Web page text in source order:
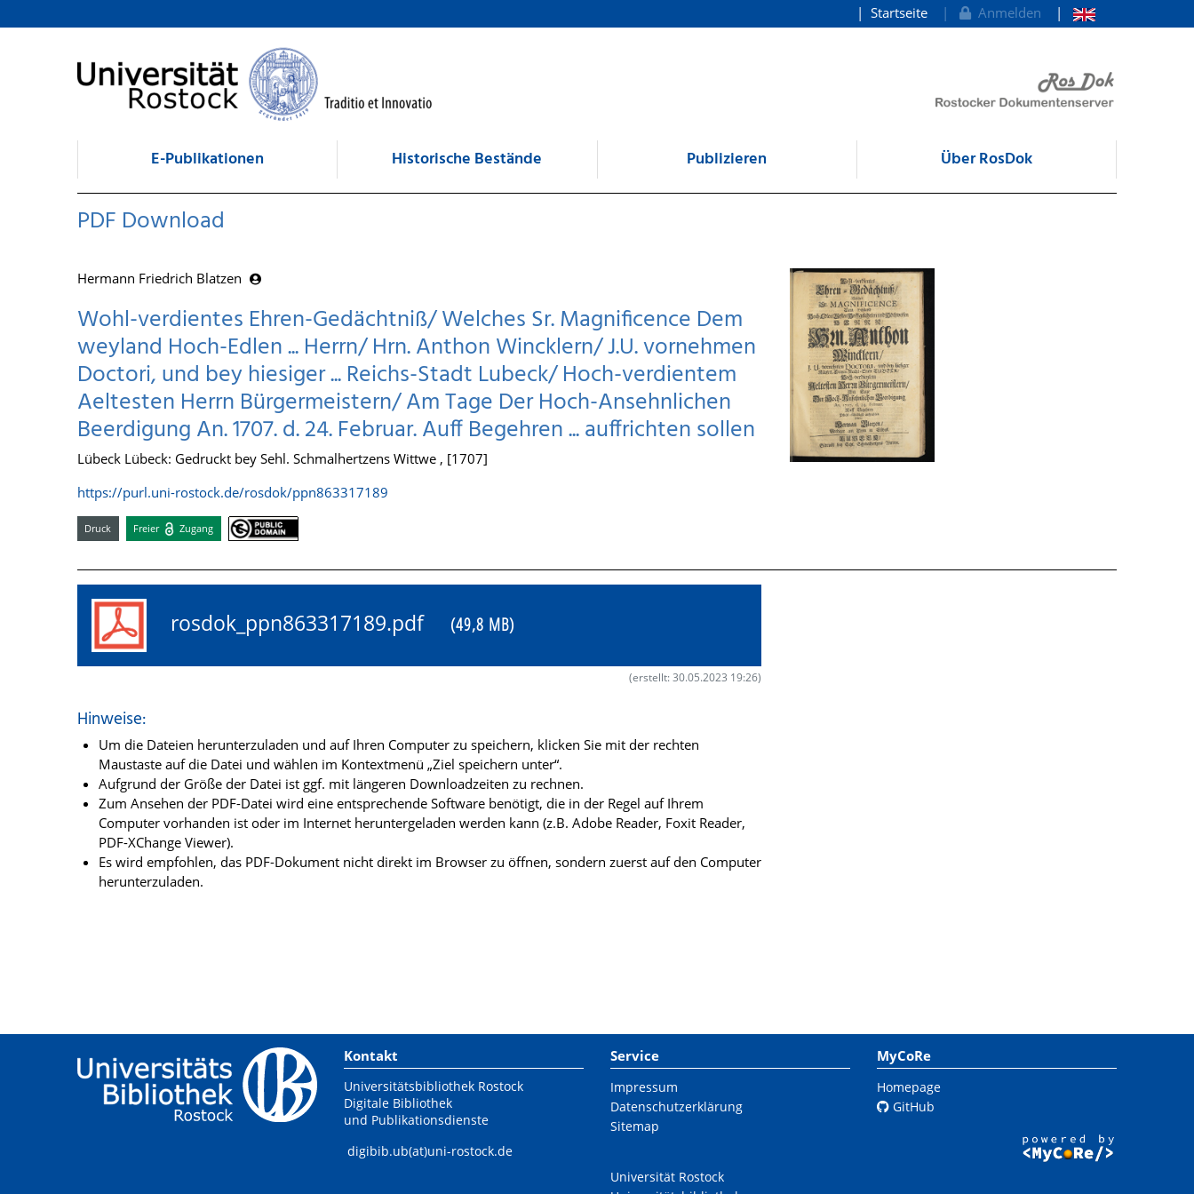
zum Inhalt
Startseite Anmelden
E-Publikationen Historische Bestände Publizieren Über RosDok
PDF Download
Hermann Friedrich Blatzen
Wohl-verdientes Ehren-Gedächtniß/ Welches Sr. Magnificence Dem
weyland Hoch-Edlen ... Herrn/ Hrn. Anthon Wincklern/ J.U. vornehmen
Doctori, und bey hiesiger ... Reichs-Stadt Lubeck/ Hoch-verdientem
Aeltesten Herrn Bürgermeistern/ Am Tage Der Hoch-Ansehnlichen
Beerdigung An. 1707. d. 24. Februar. Auff Begehren ... auffrichten sollen
Lübeck Lübeck: Gedruckt bey Sehl. Schmalhertzens Wittwe , [1707]
https://purl.uni-rostock.de/rosdok/ppn863317189
Druck Freier Zugang
rosdok_ppn863317189.pdf (49,8 MB)
(erstellt: 30.05.2023 19:26)
Hinweise:
Um die Dateien herunterzuladen und auf Ihren Computer zu speichern, klicken Sie mit der rechten
Maustaste auf die Datei und wählen im Kontextmenü „Ziel speichern unter“.
Aufgrund der Größe der Datei ist ggf. mit längeren Downloadzeiten zu rechnen.
Zum Ansehen der PDF-Datei wird eine entsprechende Software benötigt, die in der Regel auf Ihrem
Computer vorhanden ist oder im Internet heruntergeladen werden kann (z.B. Adobe Reader, Foxit Reader,
PDF-XChange Viewer).
Es wird empfohlen, das PDF-Dokument nicht direkt im Browser zu öffnen, sondern zuerst auf den Computer
herunterzuladen.
Kontakt
Universitätsbibliothek Rostock
Digitale Bibliothek
und Publikationsdienste
digibib.ub(at)uni-rostock.de
Service
Impressum
Datenschutzerklärung
Sitemap
Universität Rostock
MyCoRe
Homepage
GitHub